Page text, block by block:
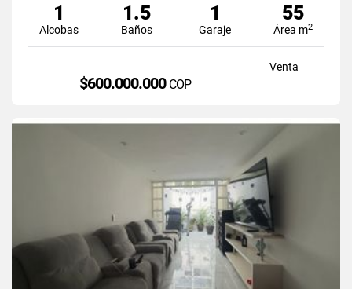
1
Alcobas
1.5
Baños
1
Garaje
55
Área m2
Venta
$600.000.000 COP